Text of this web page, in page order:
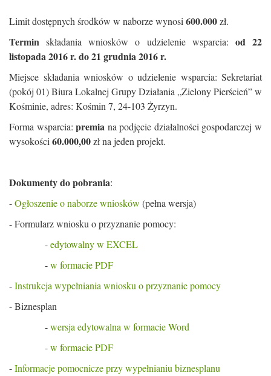
Limit dostępnych środków w naborze wynosi 600.000zł.
Termin składania wniosków o udzielenie wsparcia: od 22
listopada 2016 r. do 21 grudnia 2016 r.
Miejsce składania wniosków o udzielenie wsparcia: Sekretariat
(pokój 01) Biura Lokalnej Grupy Działania „Zielony Pierścień” w
Kośminie, adres: Kośmin 7, 24-103 Żyrzyn.
Forma wsparcia:premia na podjęcie działalności gospodarczej w
wysokości 60.000,00zł na jeden projekt.
Dokumenty do pobrania:
-Ogłoszenie o naborze wniosków (pełna wersja)
- Formularz wniosku o przyznanie pomocy:
-edytowalny w EXCEL
-w formacie PDF
-Instrukcja wypełniania wniosku o przyznanie pomocy
- Biznesplan
-wersja edytowalna w formacie Word
-w formacie PDF
-Informacje pomocnicze przy wypełnianiu biznesplanu